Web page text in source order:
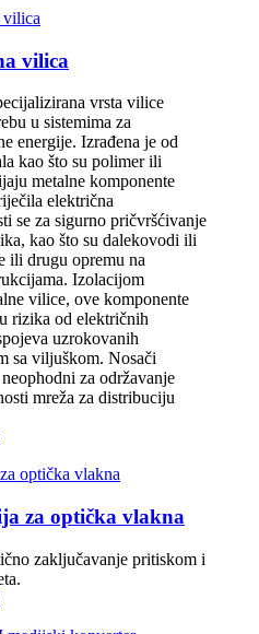
vilica
vrsta vilice
u sistemima za
energije. Izrađena je od
kao što su polimer ili
metalne komponente
električna
se za sigurno pričvršćivanje
kao što su dalekovodi ili
ili drugu opremu na
Izolacijom
vilice, ove komponente
rizika od električnih
uzrokovanih
sa viljuškom. Nosači
za održavanje
mreža za distribuciju
za optička vlakna
zaključavanje pritiskom i